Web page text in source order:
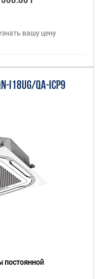
вашу цену
I18UG/QA-ICP9
постоянной